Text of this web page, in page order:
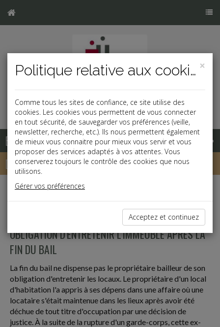
Base documentaire
Dépêches
j
Vie des affaires, Patrimoine
OBLIGATION D'ENTRETENIR L'IMMEUBLE APRÈS LA
FIN DU BAIL
La fin du bail ne dispense pas le propriétaire bailleur de son
obligation d'entretenir les locaux. Le propriétaire d'un local
d'habitation l'a appris à ses dépens dans une affaire où une
locataire s'était maintenue dans les lieux après avoir été
déchue de tout titre d'occupation par une décision de
justice. À la suite de la rupture d'un garde-corps, cette ex-
×
Politique relative aux cookies
Comme tous les sites de confiance, ce site utilise des
cookies. Les cookies vous permettent de vous connecter
en tout sécurité, de sauvegarder vos préférences (veille,
newsletter, recherche, etc.). Ils nous permettent également
de mieux vous connaitre pour mieux vous servir et vous
proposer des services adaptés à vos attentes. Vous
conserverez toujours le contrôle des cookies que nous
utilisons.
Gérer vos préférences
Acceptez et continuez